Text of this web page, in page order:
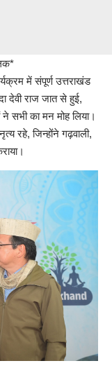
में संपूर्ण उत्तराखंड
देवी राज जात से हुई,
सभी का मन मोह लिया।
रहे, जिन्होंने गढ़वाली,